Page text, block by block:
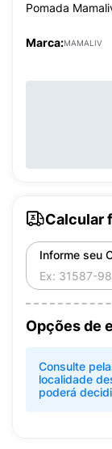
Pomada
Marca:MAMALIV
Calcular
Informe seu
Opções de
Consulte
localidade
poderá